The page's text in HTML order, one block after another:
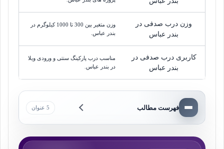
وزن درب صدفی در
بندر عباس
وزن متغیر بین 300 تا 1000 کیلوگرم در
بندر عباس.
کاربری درب صدفی در
بندر عباس
مناسب درب پارکینگ سنتی و ورودی ویلا
در بندر عباس.
فهرست مطالب 5 عنوان